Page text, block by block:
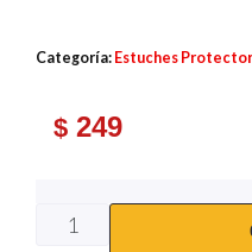
Categoría: Estuches
$ 249